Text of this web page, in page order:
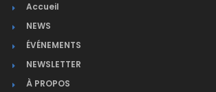
Accueil
NEWS
ÉVÉNEMENTS
NEWSLETTER
À PROPOS